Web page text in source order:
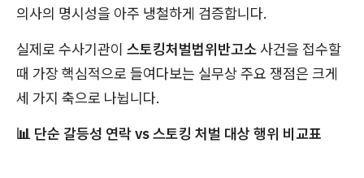
의사의 명시성을 아주 냉철하게 검증합니다.
실제로 수사기관이 스토킹처벌법위반고소 사건을 접수할
때 가장 핵심적으로 들여다보는 실무상 주요 쟁점은 크게
세 가지 축으로 나뉩니다.
📊 단순 갈등성 연락 vs 스토킹 처벌 대상 행위 비교표